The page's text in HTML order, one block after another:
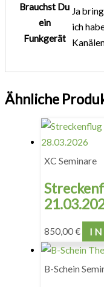
Brauchst Du
ein
Funkgerät
Ja
ich
Ähnliche
XC Seminare
850,00€ IN
B-Schein